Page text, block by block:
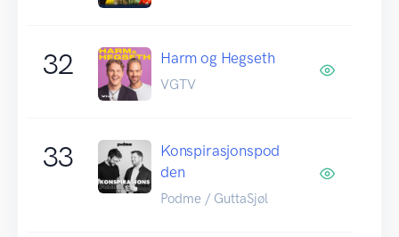
32 Harm og Hegseth
VGTV
33
Konspirasjonspod
den
Podme / GuttaSjøl